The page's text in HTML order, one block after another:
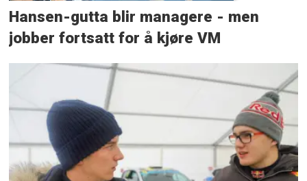
Hansen-gutta blir managere - men
jobber fortsatt for å kjøre VM